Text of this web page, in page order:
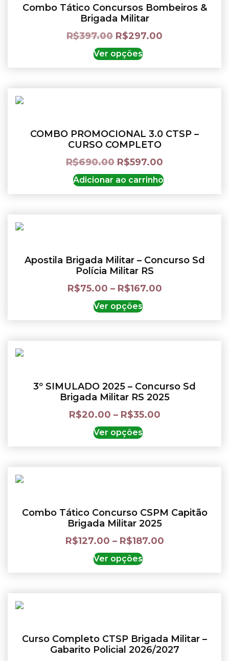
Combo Tático Concursos Bombeiros &
Brigada Militar
R$397.00 R$297.00
Ver opções
COMBO PROMOCIONAL 3.0 CTSP –
CURSO COMPLETO
R$690.00 R$597.00
Adicionar ao carrinho
Apostila Brigada Militar – Concurso Sd
Polícia Militar RS
R$75.00 – R$167.00
Ver opções
3º SIMULADO 2025 – Concurso Sd
Brigada Militar RS 2025
R$20.00 – R$35.00
Ver opções
Combo Tático Concurso CSPM Capitão
Brigada Militar 2025
R$127.00 – R$187.00
Ver opções
Curso Completo CTSP Brigada Militar –
Gabarito Policial 2026/2027